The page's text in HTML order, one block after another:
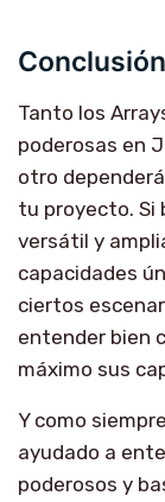
Conclusión
Tanto los
poderosas en
otro
tu proyecto. Si
versátil y
capacidades
ciertos
entender bien
máximo sus
Y como
ayudado a
poderosos y